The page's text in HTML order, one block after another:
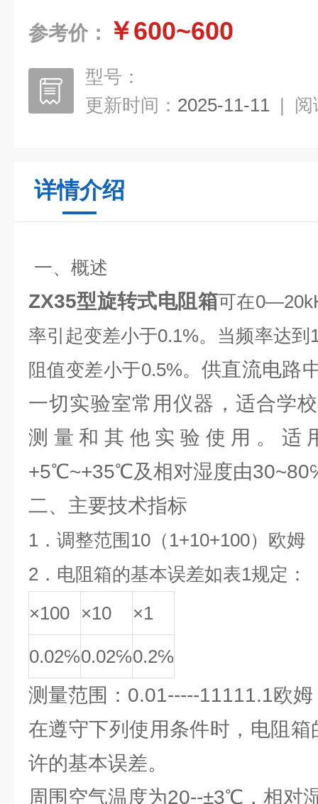
参考价： ￥600~600
型号：
更新时间： 2025-11-11 | 阅
详情介绍
一、概述
ZX35型旋转式电阻箱可在
率引起变差小于0.1%。当频率达
阻值变差小于0.5%。 供直流电路
一切实验室常用仪器，适合学
测量和其他实验使用。适
+5℃~+35℃及相对湿度由
二、主要技术指标
1．调整范围10（1+10+100）欧姆
2．电阻箱的基本误差如表1规定：
×100 ×10 ×1
0.02℅0.02℅0.2℅
测量范围：0.01-----11111.1欧姆
在遵守下列使用条件时，电阻
许的基本误差。
周围空气温度为20--±3℃，相对